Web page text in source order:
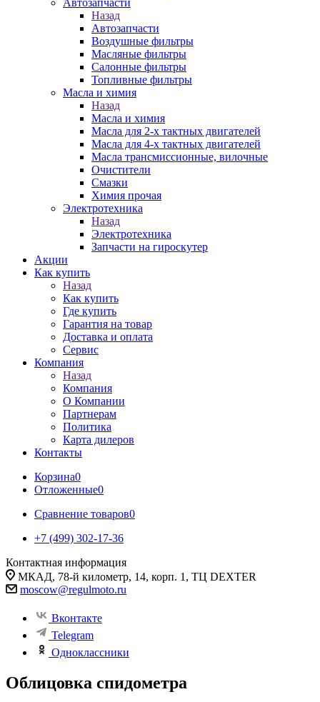
Автозапчасти
Назад
Автозапчасти
Воздушные фильтры
Масляные фильтры
Салонные фильтры
Топливные фильтры
Масла и химия
Назад
Масла и химия
Масла для 2-х тактных двигателей
Масла для 4-х тактных двигателей
Масла трансмиссионные, вилочные
Очистители
Смазки
Химия прочая
Электротехника
Назад
Электротехника
Запчасти на гироскутер
Акции
Как купить
Назад
Как купить
Где купить
Гарантия на товар
Доставка и оплата
Сервис
Компания
Назад
Компания
О Компании
Партнерам
Политика
Карта дилеров
Контакты
Корзина0
Отложенные0
Сравнение товаров0
+7 (499) 302-17-36
Контактная информация
МКАД, 78-й километр, 14, корп. 1, ТЦ DEXTER
moscow@regulmoto.ru
Вконтакте
Telegram
Одноклассники
Облицовка спидометра